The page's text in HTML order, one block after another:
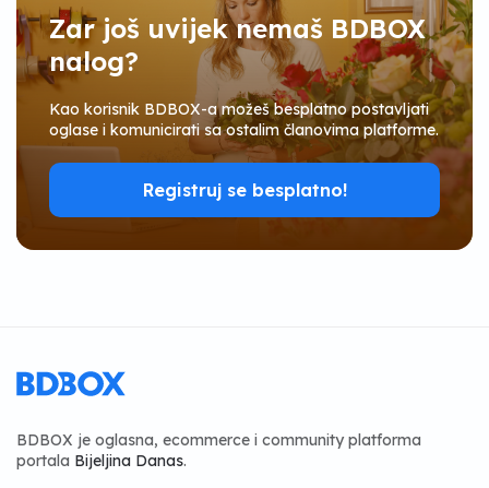
Zar još uvijek nemaš BDBOX
nalog?
Kao korisnik BDBOX-a možeš besplatno postavljati
oglase i komunicirati sa ostalim članovima platforme.
Registruj se besplatno!
BDBOX je oglasna, ecommerce i community platforma
portala Bijeljina Danas.